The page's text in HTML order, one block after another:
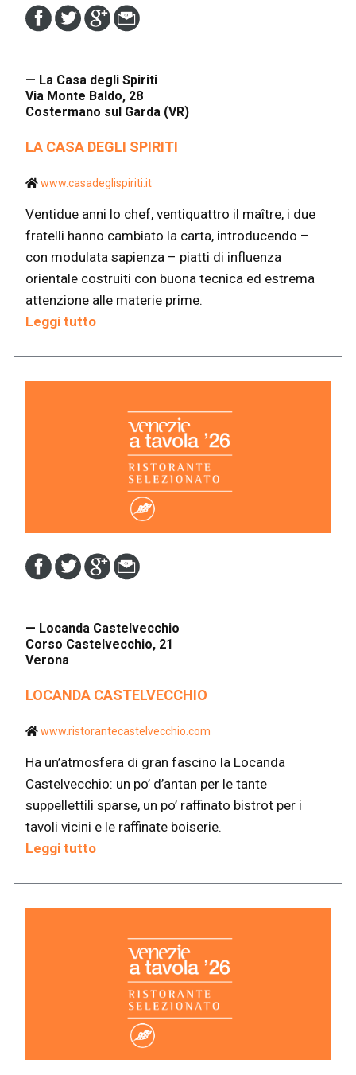
— La Casa degli Spiriti
Via Monte Baldo, 28
Costermano sul Garda (VR)
LA CASA DEGLI SPIRITI
www.casadeglispiriti.it
Ventidue anni lo chef, ventiquattro il maître, i due
fratelli hanno cambiato la carta, introducendo –
con modulata sapienza – piatti di influenza
orientale costruiti con buona tecnica ed estrema
attenzione alle materie prime.
Leggi tutto
— Locanda Castelvecchio
Corso Castelvecchio, 21
Verona
LOCANDA CASTELVECCHIO
www.ristorantecastelvecchio.com
Ha un’atmosfera di gran fascino la Locanda
Castelvecchio: un po’ d’antan per le tante
suppellettili sparse, un po’ raffinato bistrot per i
tavoli vicini e le raffinate boiserie.
Leggi tutto